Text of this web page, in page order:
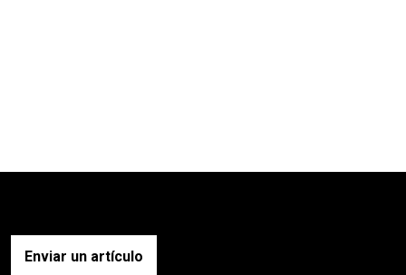
Enviar un artículo